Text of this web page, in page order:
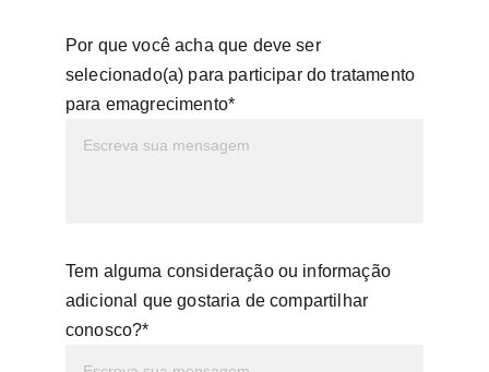
Por que você acha que deve ser
selecionado(a) para participar do tratamento
para emagrecimento*
Tem alguma consideração ou informação
adicional que gostaria de compartilhar
conosco?*